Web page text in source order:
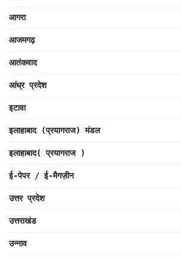
आगरा
आजमगढ़
आतंकवाद
आंध्र प्रदेश
इटावा
इलाहाबाद (प्रयागराज) मंडल
इलाहाबाद( प्रयागराज )
ई-पेपर / ई-मैगज़ीन
उत्तर प्रदेश
उत्तराखंड
उन्नाव